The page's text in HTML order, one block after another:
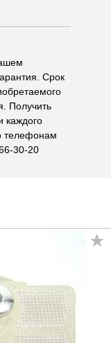
Срок
Получить
каждого
телефонам
30-20